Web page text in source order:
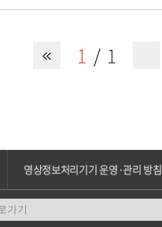
1 1
영상정보처리기기 운영·관리 방침
이메일무단수집거부